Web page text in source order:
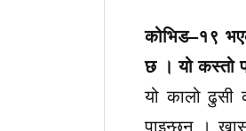
कोभिड–१९
छ । यो कस्तो
यो कालो ढुसी
पाइन्छन् ।